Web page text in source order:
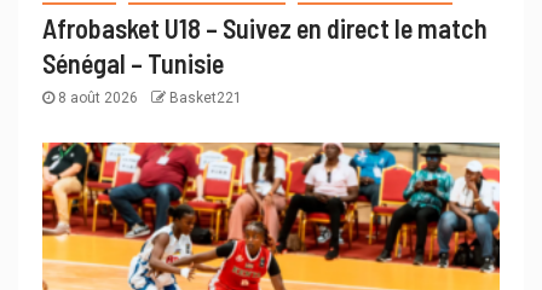
Afrobasket U18 – Suivez en direct le match
Sénégal – Tunisie
8 août 2026 Basket221